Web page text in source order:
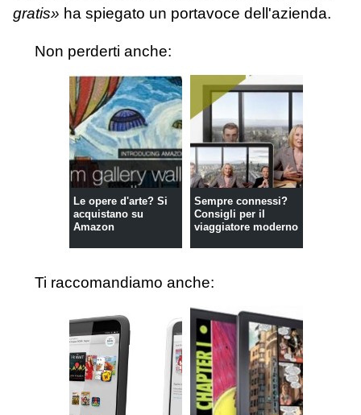
gratis» ha spiegato un portavoce dell'azienda.
Non perderti anche:
Le opere d'arte? Si
acquistano su
Amazon
Sempre connessi?
Consigli per il
viaggiatore moderno
Ti raccomandiamo anche: